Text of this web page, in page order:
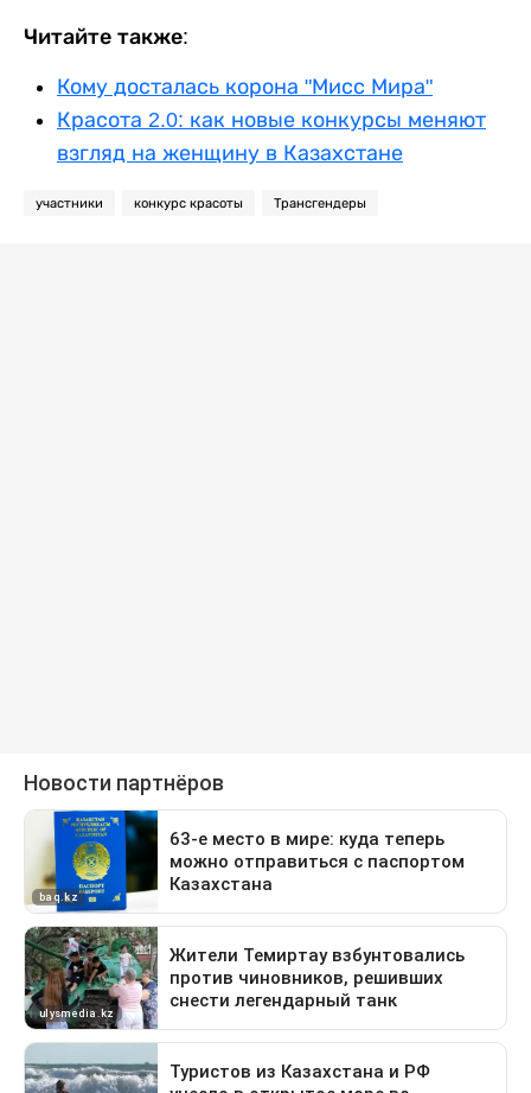
Читайте также:
Кому досталась корона "Мисс Мира"
Красота 2.0: как новые конкурсы меняют
взгляд на женщину в Казахстане
участники конкурс красоты Трансгендеры